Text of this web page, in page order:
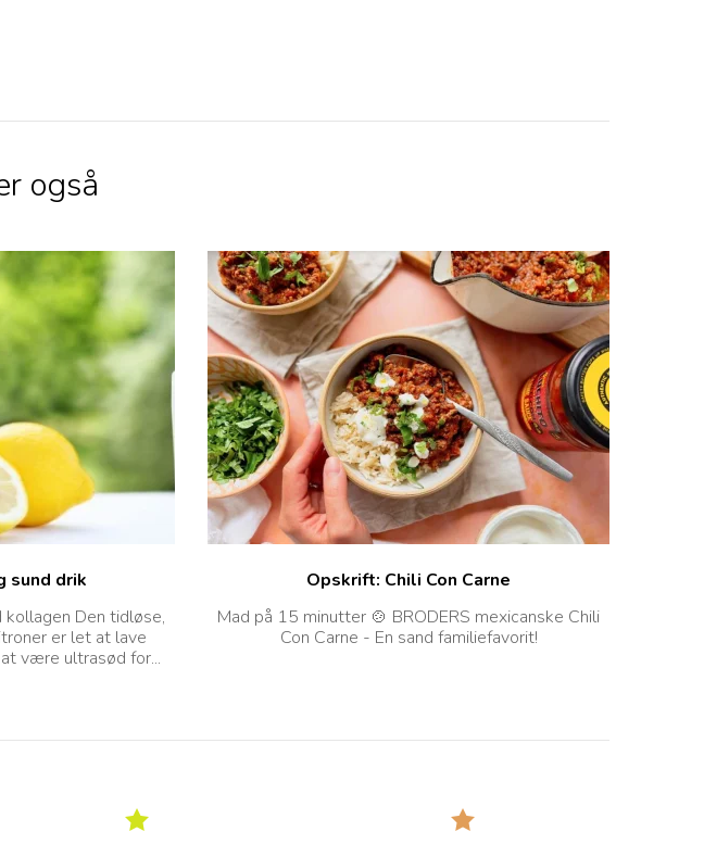
også
sund drik
Den tidløse,
er let at lave
være ultrasød for...
Opskrift: Chili Con Carne
Mad på 15 minutter 🍲 BRODERS mexicanske Chili
Con Carne - En sand familiefavorit!